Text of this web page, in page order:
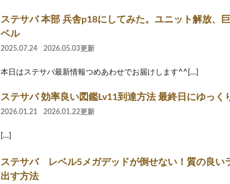
ステサバ 本部 兵舎p18にしてみた。ユニット解放、
ベル
2025.07.24 2026.05.03更新
本日はステサバ最新情報つめあわせでお届けします^^[…]
ステサバ 効率良い図鑑Lv11到達方法 最終日にゆっく
2026.01.21 2026.01.22更新
[…]
ステサバ レベル5メガデッドが倒せない！質の良い
出す方法